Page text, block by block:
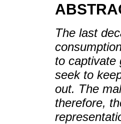
The last
to captivate
seek to
out. The
therefore,